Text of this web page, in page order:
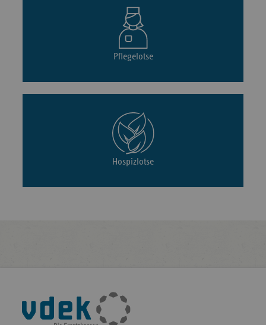
Pflegelotse
Hospizlotse
Fußleisten-
Navigation